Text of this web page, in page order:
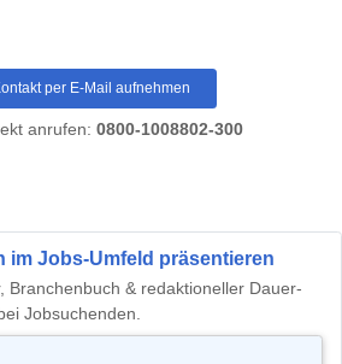
per E-Mail aufnehmen
anrufen: 0800-1008802-300
im Jobs-Umfeld präsentieren
Branchenbuch & redaktioneller Dauer-
Jobsuchenden.